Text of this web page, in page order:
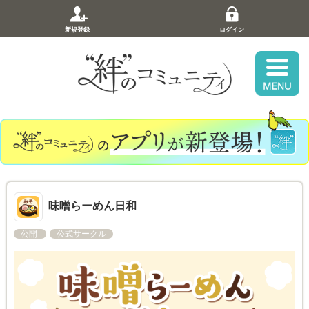
新規登録 ログイン
味噌らーめん日和
公開 公式サークル